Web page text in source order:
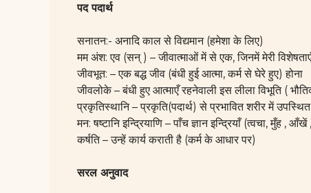
पद पदार्थ
सनातन:- अनादि काल से विद्यमान (हमेशा के लिए)
मम अंश: एव (सन् ) – जीवात्माओं में से एक, जिनमें मेरी
जीवभूत: – एक बद्ध जीव (बंधी हुई आत्मा, कर्म से घेरे हुए) होना
जीवलोके – बंधी हुए आत्माएँ रहनेवाली इस लीला विभूति (
प्रकृतिस्थानि – प्रकृति(पदार्थ) से प्रभावित शरीर में उपस्थित
मन: षष्टानि इन्द्रियाणि – पाँच ज्ञान इन्द्रियाँ (त्वचा, मुँह
कर्षति – उन्हें कार्य कराती है (कर्म के आधार पर)
सरल अनुवाद